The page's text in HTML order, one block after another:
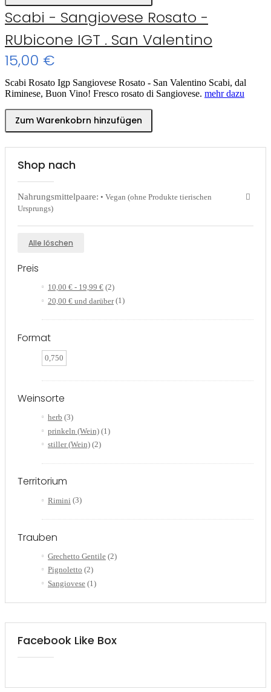
Scabi - Sangiovese Rosato -
RUbicone IGT . San Valentino
15,00 €
Scabi Rosato Igp Sangiovese Rosato - San Valentino Scabi, dal
Riminese, Buon Vino! Fresco rosato di Sangiovese. mehr dazu
Zum Warenkobrn hinzufügen
Shop nach
Nahrungsmittelpaare: • Vegan (ohne Produkte tierischen
Ursprungs)
Alle löschen
Preis
10,00 € - 19,99 € (2)
20,00 € und darüber(1)
Format
0,750
Weinsorte
herb (3)
prinkeln (Wein) (1)
stiller (Wein) (2)
Territorium
Rimini (3)
Trauben
Grechetto Gentile (2)
Pignoletto (2)
Sangiovese (1)
Facebook Like Box